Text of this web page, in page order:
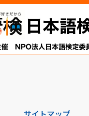
サイトマップ